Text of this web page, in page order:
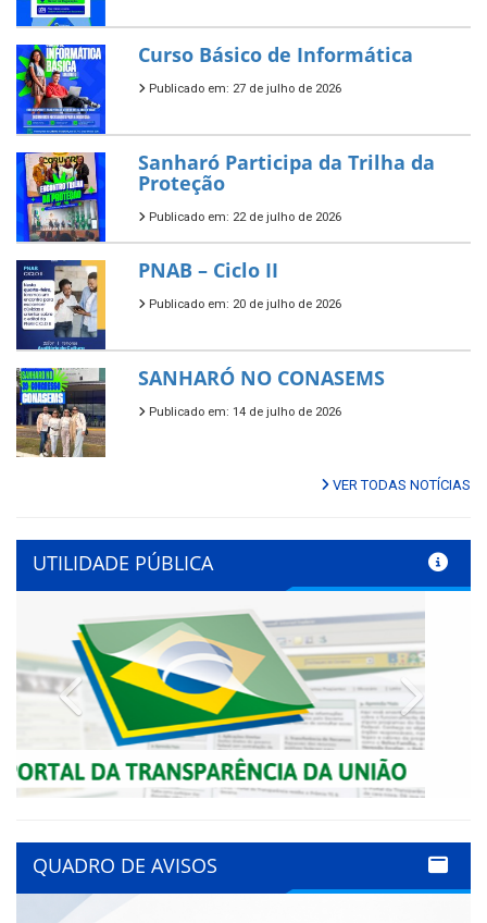
Curso Básico de Informática
Publicado em: 27 de julho de 2026
Sanharó Participa da Trilha da
Proteção
Publicado em: 22 de julho de 2026
PNAB – Ciclo II
Publicado em: 20 de julho de 2026
SANHARÓ NO CONASEMS
Publicado em: 14 de julho de 2026
VER TODAS NOTÍCIAS
UTILIDADE PÚBLICA
Previous
QUADRO DE AVISOS